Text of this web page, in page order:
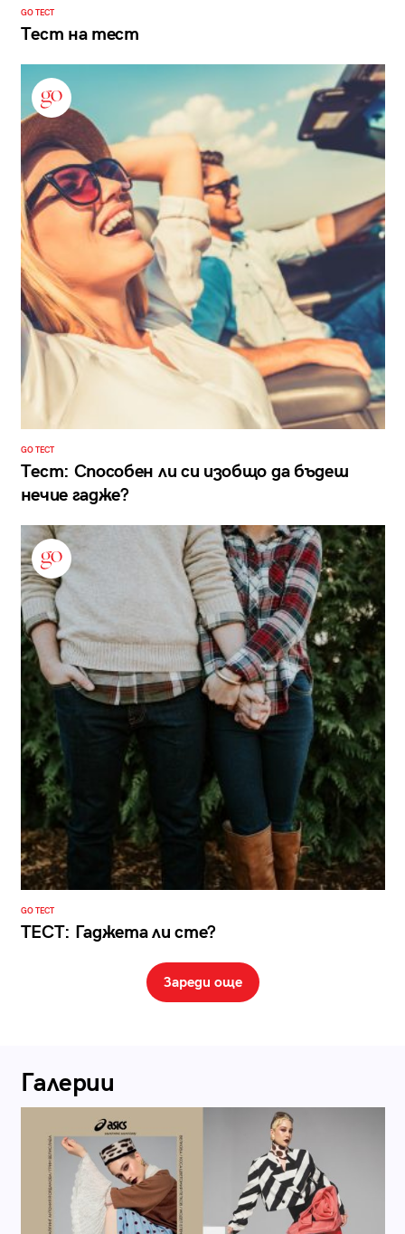
GO ТЕСТ
Тест на тест
GO ТЕСТ
Тест: Способен ли си изобщо да бъдеш
нечие гадже?
GO ТЕСТ
ТЕСТ: Гаджета ли сте?
Зареди още
Галерии